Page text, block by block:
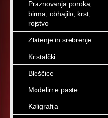
Praznovanja poroka,
birma, obhajilo, krst,
rojstvo
Zlatenje in srebrenje
Kristalčki
Bleščice
Modelirne paste
Kaligrafija